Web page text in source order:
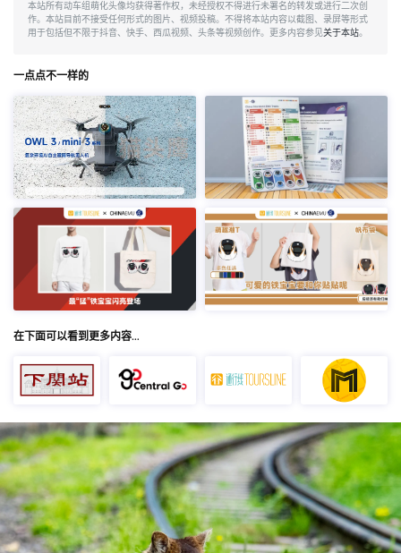
本站所有动车组萌化头像均获得著作权，未经授权不得进行未署名的转发或进行二次创
作。本站目前不接受任何形式的图片、视频投稿。不得将本站内容以截图、录屏等形式
用于包括但不限于抖音、快手、西瓜视频、头条等视频创作。更多内容参见关于本站。
一点点不一样的
在下面可以看到更多内容…